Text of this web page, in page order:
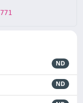
ND
ND